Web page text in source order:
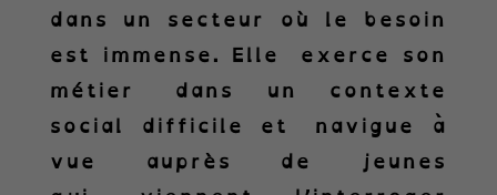
dans un secteur où le besoin
est immense. Elle exerce son
métier dans un contexte
social difficile et navigue à
vue auprès de jeunes